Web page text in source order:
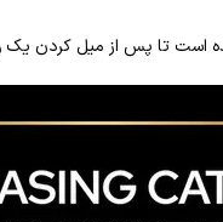
تا پس از میل کردن یک